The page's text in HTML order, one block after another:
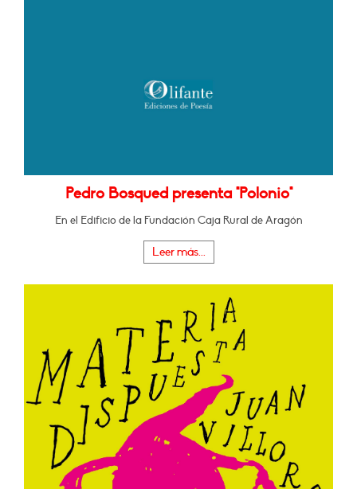
Pedro Bosqued presenta "Polonio"
En el Edificio de la Fundación Caja Rural de Aragón
Leer más...